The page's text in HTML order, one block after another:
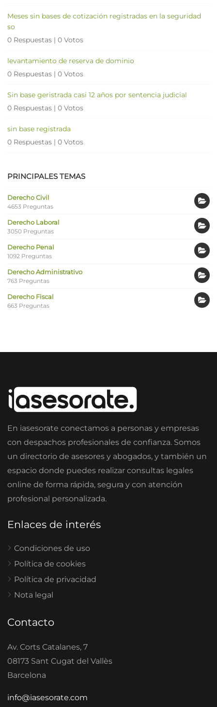
Meses sin bases de cotización registradas en la seguridad
so
0 Respuestas | 0 Votos
levantamiento de reserva de dominio
0 Respuestas | 0 Votos
Sin base geristrada casi 12 años por sentencia judicial
0 Respuestas | 0 Votos
sin base registrada
0 Respuestas | 0 Votos
PRINCIPALES TEMAS
Derecho Civil
4653 Preguntas
Derecho Laboral
3050 Preguntas
Derecho Penal
1092 Preguntas
Derecho Administrativo
763 Preguntas
Derecho Fiscal
663 Preguntas
En iasesorate conectamos a personas y empresas
con despachos profesionales de confianza. Somos
un directorio de asesores y abogados, y también un
espacio donde puedes realizar consultas legales
online de forma rápida, segura y con atención
profesional personalizada.
Enlaces de interés
Condiciones de uso
Política de cookies
Política de privacidad
Nota legal
Contacto
Av. Corts Catalanes, 7
08173 Sant Cugat del Vallès
Barcelona
info@iasesorate.com